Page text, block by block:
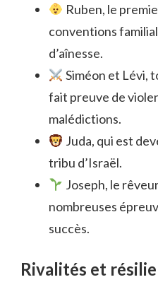
Ruben, le
conventions
d’aînesse.
Siméon et Lévi,
fait preuve de
malédictions.
Juda, qui est
tribu d’Israël.
Joseph, le
nombreuses
succès.
Rivalités et